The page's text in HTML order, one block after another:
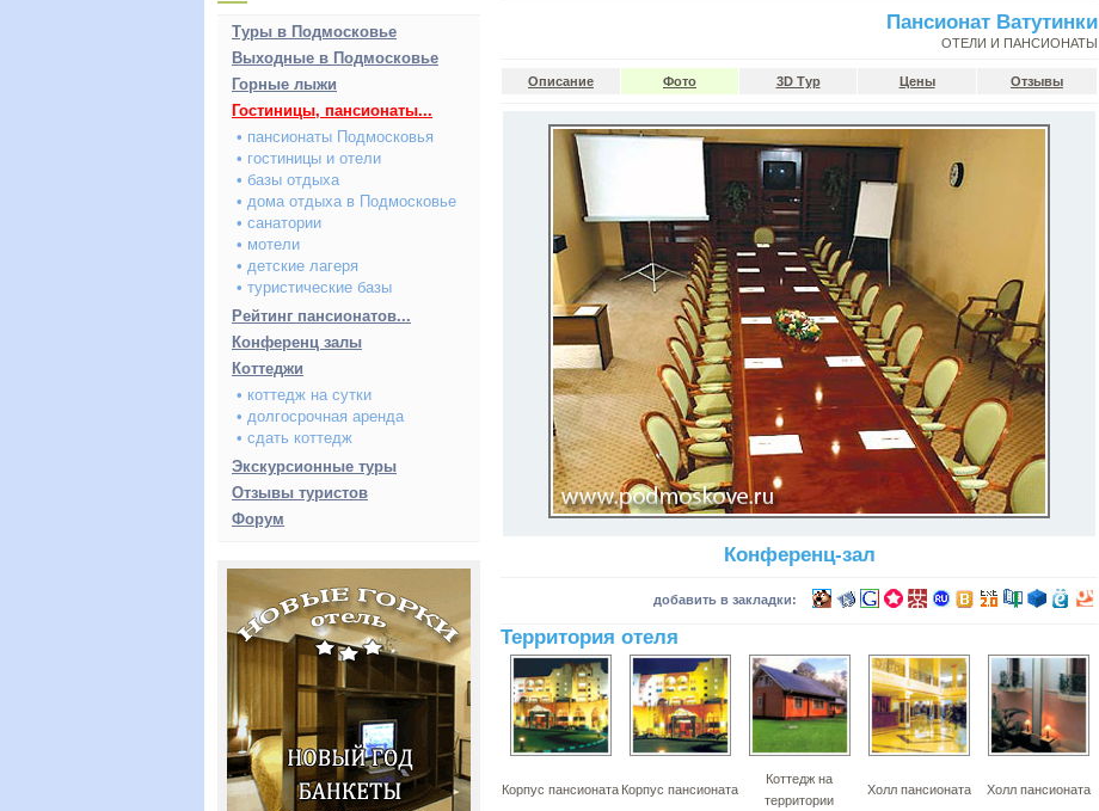
Туры в Подмосковье
Выходные в Подмосковье
Горные лыжи
Гостиницы, пансионаты...
• пансионаты Подмосковья
• гостиницы и отели
• базы отдыха
• дома отдыха в Подмосковье
• санатории
• мотели
• детские лагеря
• туристические базы
Рейтинг пансионатов...
Конференц залы
Коттеджи
• коттедж на сутки
• долгосрочная аренда
• сдать коттедж
Экскурсионные туры
Отзывы туристов
Форум
Пансионат Ватутинки
ОТЕЛИ И ПАНСИОНАТЫ
Описание Фото 3D Тур Цены Отзывы
Конференц-зал
добавить в закладки:
Территория отеля
Корпус пансионата Корпус пансионата
Коттедж на
территории
Холл пансионата Холл пансионата